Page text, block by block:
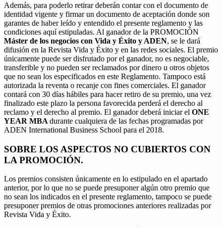
Además, para poderlo retirar deberán contar con el documento de
identidad vigente y firmar un documento de aceptación donde son
garantes de haber leído y entendido el presente reglamento y las
condiciones aquí estipuladas. Al ganador de la PROMOCIÓN
Máster de los negocios con Vida y Éxito y ADEN, se le dará
difusión en la Revista Vida y Éxito y en las redes sociales. El premio
únicamente puede ser disfrutado por el ganador, no es negociable,
transferible y no pueden ser reclamados por dinero u otros objetos
que no sean los especificados en este Reglamento. Tampoco está
autorizada la reventa o recanje con fines comerciales. El ganador
contará con 30 días hábiles para hacer retiro de su premio, una vez
finalizado este plazo la persona favorecida perderá el derecho al
reclamo y el derecho al premio. El ganador deberá iniciar el ONE
YEAR MBA durante cualquiera de las fechas programadas por
ADEN International Business School para el 2018.
SOBRE LOS ASPECTOS NO CUBIERTOS CON
LA PROMOCIÓN.
Los premios consisten únicamente en lo estipulado en el apartado
anterior, por lo que no se puede presuponer algún otro premio que
no sean los indicados en el presente reglamento, tampoco se puede
presuponer premios de otras promociones anteriores realizadas por
Revista Vida y Éxito.